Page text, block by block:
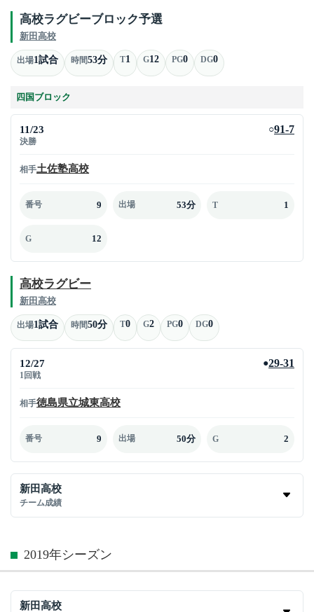
高校ラグビーブロック予選
新田高校
出場1試合 時間53分 T1 G12 PG0 DG0
四国ブロック
11/23
決勝
○91-7
相手土佐塾高校
番号 9 出場 53分 T 1
G 12
高校ラグビー
新田高校
出場1試合 時間50分 T0 G2 PG0 DG0
12/27
1回戦
●29-31
相手徳島県立城東高校
番号 9 出場 50分 G 2
新田高校
チーム成績
2019年シーズン
新田高校